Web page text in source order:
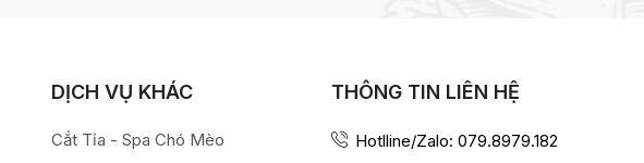
DỊCH VỤ KHÁC
Cắt Tỉa - Spa Chó Mèo
THÔNG TIN LIÊN HỆ
Hotlline/Zalo: 079.8979.182